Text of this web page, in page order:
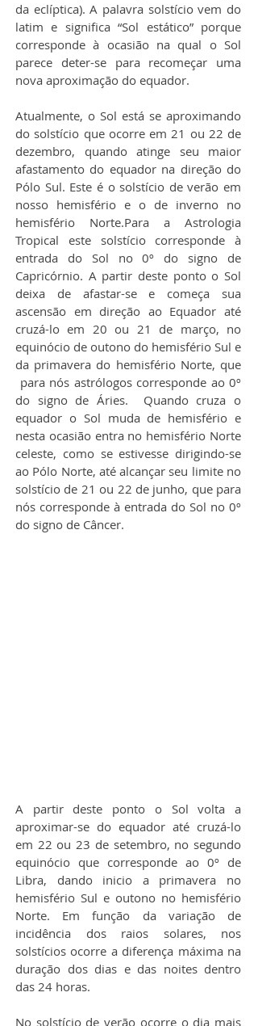
da eclíptica). A palavra solstício vem do
latim e significa “Sol estático” porque
corresponde à ocasião na qual o Sol
parece deter-se para recomeçar uma
nova aproximação do equador.
Atualmente, o Sol está se aproximando
do solstício que ocorre em 21 ou 22 de
dezembro, quando atinge seu maior
afastamento do equador na direção do
Pólo Sul. Este é o solstício de verão em
nosso hemisfério e o de inverno no
hemisfério Norte.Para a Astrologia
Tropical este solstício corresponde à
entrada do Sol no 0º do signo de
Capricórnio. A partir deste ponto o Sol
deixa de afastar-se e começa sua
ascensão em direção ao Equador até
cruzá-lo em 20 ou 21 de março, no
equinócio de outono do hemisfério Sul e
da primavera do hemisfério Norte, que
para nós astrólogos corresponde ao 0º
do signo de Áries.  Quando cruza o
equador o Sol muda de hemisfério e
nesta ocasião entra no hemisfério Norte
celeste, como se estivesse dirigindo-se
ao Pólo Norte, até alcançar seu limite no
solstício de 21 ou 22 de junho, que para
nós corresponde à entrada do Sol no 0º
do signo de Câncer.
A partir deste ponto o Sol volta a
aproximar-se do equador até cruzá-lo
em 22 ou 23 de setembro, no segundo
equinócio que corresponde ao 0º de
Libra, dando inicio a primavera no
hemisfério Sul e outono no hemisfério
Norte. Em função da variação de
incidência dos raios solares, nos
solstícios ocorre a diferença máxima na
duração dos dias e das noites dentro
das 24 horas.
No solstício de verão ocorre o dia mais